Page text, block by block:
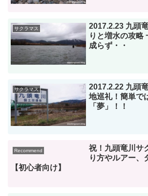
サクラマス
2017.2.23 九頭
りと増水の攻略
成らず・・
サクラマス
2017.2.22 九頭
地巡礼！簡単で
「夢」！！
Recommend
祝！九頭竜川サ
り方やルアー、
【初心者向け】